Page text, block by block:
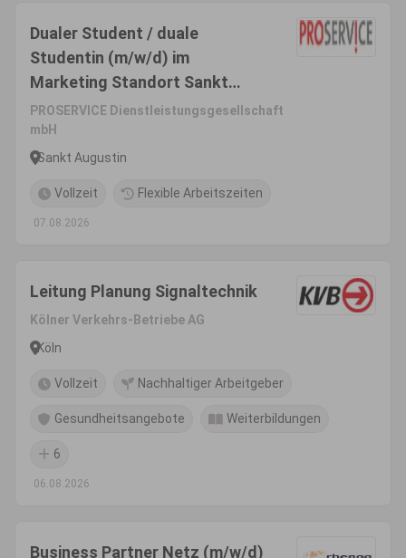
Dualer Student / duale
Studentin (m/w/d) im
Marketing Standort Sankt
Augustin bei Bonn
PROSERVICE Dienstleistungsgesellschaft
mbH
Sankt Augustin
Vollzeit Flexible Arbeitszeiten
07.08.2026
Leitung Planung Signaltechnik
Kölner Verkehrs-Betriebe AG
Köln
Vollzeit Nachhaltiger Arbeitgeber
Gesundheitsangebote Weiterbildungen
6
06.08.2026
Business Partner Netz (m/w/d)